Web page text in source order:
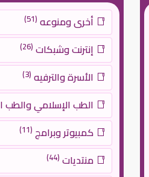
أخرى ومنوعه (51)
إنترنت وشبكات (26)
الأسرة والترفيه (3)
الطب الإسلامي والطب
كمبيوتر وبرامج (11)
منتديات (44)